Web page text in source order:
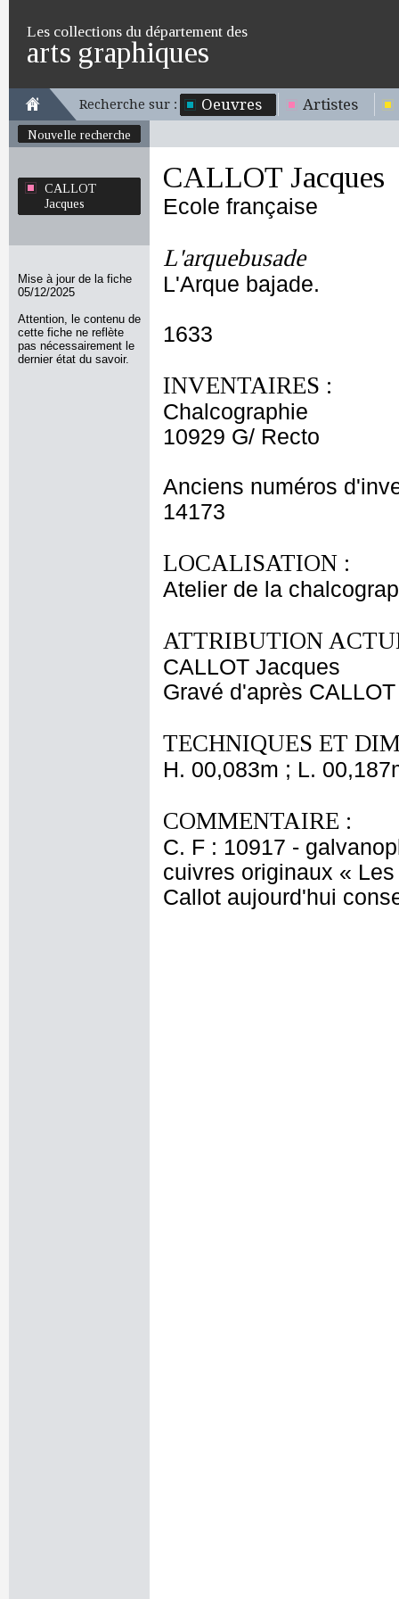
Les collections du département des
arts graphiques
Recherche sur : Oeuvres Artistes
Nouvelle recherche
CALLOT
Jacques
Mise à jour de la fiche
05/12/2025
Attention, le contenu de
cette fiche ne reflète
pas nécessairement le
dernier état du savoir.
CALLOT Jacques
Ecole française
L'arquebusade
L'Arque bajade.
1633
INVENTAIRES :
Chalcographie
10929 G/ Recto
Anciens numéros
14173
LOCALISATION :
Atelier de la
ATTRIBUTION
CALLOT Jacques
Gravé d'après
TECHNIQUES ET
H. 00,083m ; L.
COMMENTAIRE :
C. F : 10917 -
cuivres originaux «
Callot aujourd'hui